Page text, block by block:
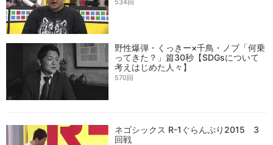
野性爆弾・くっきー×千鳥・ノブ「何乗
ってきた？」篇30秒【SDGsについて
考えはじめた人々】
570回
ネゴシックス R-1ぐらんぷり2015 3
回戦